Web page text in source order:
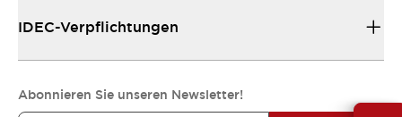
IDEC-Verpflichtungen
Abonnieren Sie unseren Newsletter!